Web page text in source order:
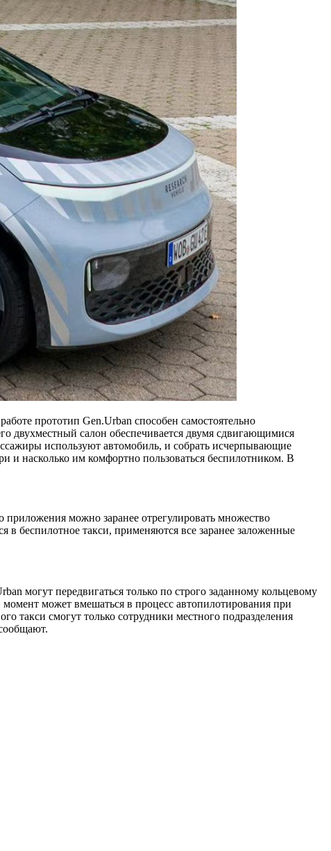
прототип Gen.Urban способен самостоятельно
двухместный салон обеспечивается двумя сдвигающимися
используют автомобиль, и собрать исчерпывающие
и насколько им комфортно пользоваться беспилотником. В
приложения можно заранее отрегулировать множество
в беспилотное такси, применяются все заранее заложенные
могут передвигаться только по строго заданному кольцевому
может вмешаться в процесс автопилотирования при
такси смогут только сотрудники местного подразделения